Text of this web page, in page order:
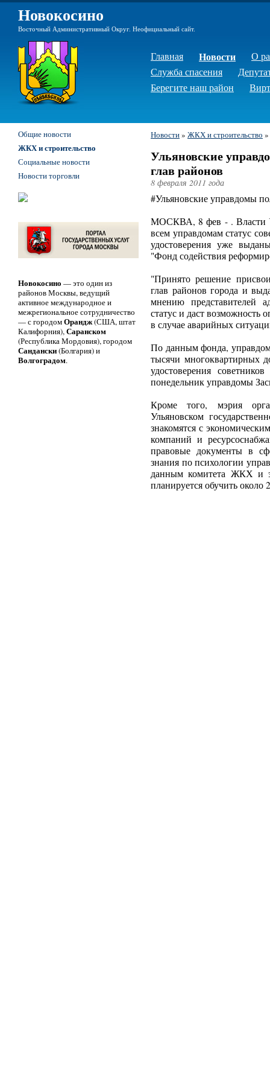
Новокосино
Восточный Административный Округ. Неофициальный сайт.
Главная Новости
О
Служба спасения
Берегите наш район
Новости» ЖКХ и строительство »
Ульяновские
глав районов
8 февраля 2011 года
#Ульяновские управдомы
МОСКВА, 8 фев - . Власти
всем управдомам статус
удостоверения уже
"Фонд содействия
"Принято решение
глав районов города и
мнению представителей
статус и даст возможность
в случае аварийных
По данным фонда,
тысячи многоквартирных
удостоверения
понедельник управдомы
Кроме того, мэрия
Ульяновском
знакомятся с
компаний и
правовые документы в
знания по психологии
данным комитета ЖКХ и
планируется обучить
Общие новости
ЖКХ и строительство
Социальные новости
Новости торговли
Новокосино — это один из
районов Москвы, ведущий
активное международное и
межрегиональное сотрудничество
— с городомОрандж(США, штат
Калифорния),Саранском
(Республика Мордовия), городом
Сандански(Болгария) и
Волгоградом.